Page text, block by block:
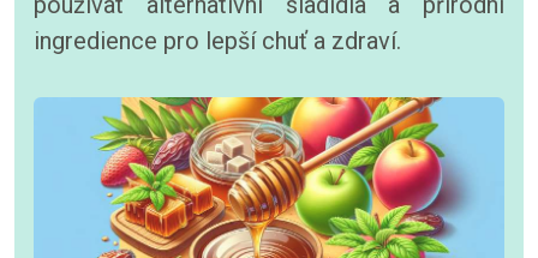
ingredience pro lepší chuť a zdraví.